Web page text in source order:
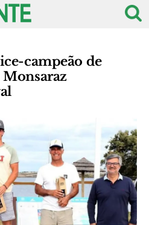
campeão de